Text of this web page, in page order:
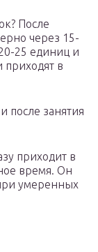
После
через 15-
25 единиц и
в
после занятия
приходит в
время. Он
умеренных